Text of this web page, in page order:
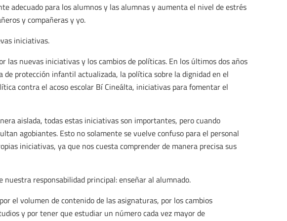
adecuado para los alumnos y las alumnas y aumenta el nivel de estrés
y compañeras y yo.
iniciativas.
las nuevas iniciativas y los cambios de políticas. En los últimos dos años
de protección infantil actualizada, la política sobre la dignidad en el
contra el acoso escolar Bí Cineálta, iniciativas para fomentar el
aislada, todas estas iniciativas son importantes, pero cuando
agobiantes. Esto no solamente se vuelve confuso para el personal
iniciativas, ya que nos cuesta comprender de manera precisa sus
nuestra responsabilidad principal: enseñar al alumnado.
el volumen de contenido de las asignaturas, por los cambios
y por tener que estudiar un número cada vez mayor de